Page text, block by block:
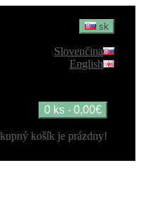
sk
Slovenčina
English
0 ks - 0,00€
košík je prázdny!